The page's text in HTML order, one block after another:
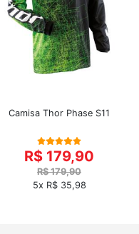
Camisa Thor Phase S11
R$ 179,90
R$ 179,90
5x R$ 35,98